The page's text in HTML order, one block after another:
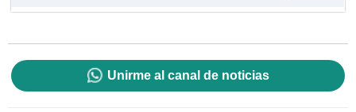
Unirme al canal de noticias